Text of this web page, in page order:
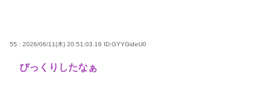
55 : 2026/06/11(木) 20:51:03.16 ID:GYYGideU0
びっくりしたなぁ